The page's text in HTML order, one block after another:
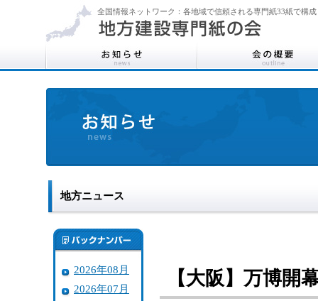
全国情報ネットワーク：各地域で信頼される専門紙33紙で構成
地方ニュース
2026年08月
2026年07月
【大阪】万博